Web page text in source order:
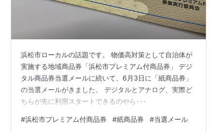
浜松市ローカルの話題です。 物価高対策として自治体が
実施する地域商品券「浜松市プレミアム付商品券」 デジ
タル商品券当選メールに続いて、6月3日に「紙商品券」
の当選メールがきました。 デジタルとアナログ、実際ど
ちらが先に利用スタートできるのやら･･･
#浜松市プレミアム付商品券 #紙商品券 #当選メール